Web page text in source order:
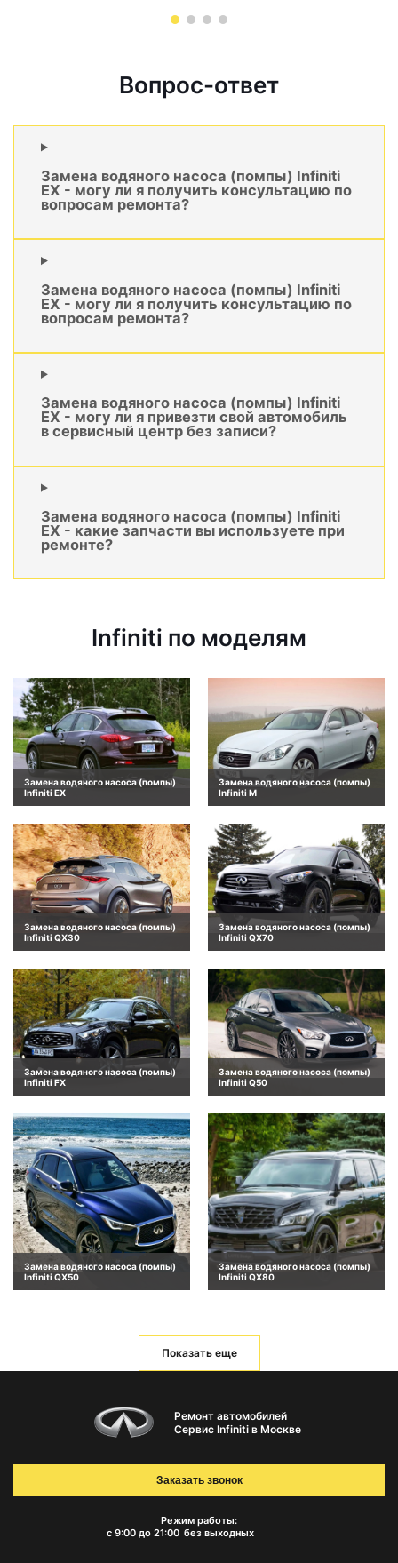
Вопрос-ответ
Замена водяного насоса (помпы) Infiniti
EX - могу ли я получить консультацию по
вопросам ремонта?
Замена водяного насоса (помпы) Infiniti
EX - могу ли я получить консультацию по
вопросам ремонта?
Замена водяного насоса (помпы) Infiniti
EX - могу ли я привезти свой автомобиль
в сервисный центр без записи?
Замена водяного насоса (помпы) Infiniti
EX - какие запчасти вы используете при
ремонте?
Infiniti по моделям
Замена водяного насоса (помпы)
Infiniti EX
Замена водяного насоса (помпы)
Infiniti M
Замена водяного насоса (помпы)
Infiniti QX30
Замена водяного насоса (помпы)
Infiniti QX70
Замена водяного насоса (помпы)
Infiniti FX
Замена водяного насоса (помпы)
Infiniti Q50
Замена водяного насоса (помпы)
Infiniti QX50
Замена водяного насоса (помпы)
Infiniti QX80
Показать еще
Ремонт автомобилей
Сервис Infiniti в Москве
Режим работы:
с 9:00 до 21:00 без выходных
Заказать звонок